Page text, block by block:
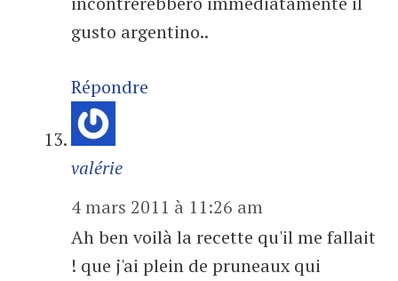
gusto argentino..
Répondre
valérie
4 mars 2011 à 11:26 am
Ah ben voilà la recette qu'il me fallait
! que j'ai plein de pruneaux qui